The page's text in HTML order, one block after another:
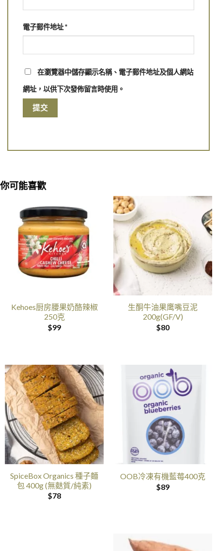
電子郵件地址*
在瀏覽器中儲存顯示名稱、電子郵件地址及個人網站
網址，以供下次發佈留言時使用。
你可能喜歡
Kehoes厨房腰果奶酪辣椒
250克
$99
生酮牛油果鹰嘴豆泥
200g(GF/V)
$80
SpiceBox Organics 種子麵
包 400g (無麩質/純素)
$78
OOB冷凍有機藍莓400克
$89